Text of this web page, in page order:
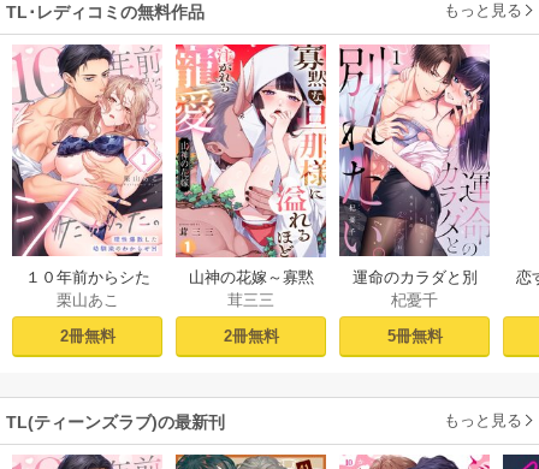
TL･レディコミの無料作品 もっと見る
１０年前からシた
かった。～理性爆
散した幼馴染のわ
からせＨ（１）
栗山あこ
2冊無料
山神の花嫁～寡黙
な旦那様に溢れる
ほど注がれる寵愛
～【TL版】 1巻
茸三三
2冊無料
運命のカラダと別
れたい。～思い出
したくなかった、
元カレとのズブズ
杞憂千
5冊無料
恋
TL(ティーンズラブ)の最新刊 もっと見る